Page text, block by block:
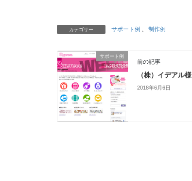
e
b
o
o
k
er
カテゴリー サポート例 、 制作例
サポート例
前の記事
（株）イデアル様
2018年6月6日